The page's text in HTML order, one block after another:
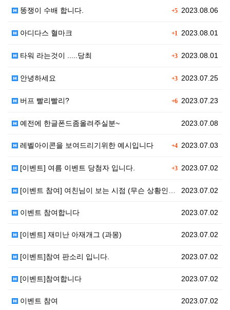
+52023.08.06
똥쟁이 수배 합니다.
+1 2023.08.01
아디다스 혈마크
+32023.08.01
타워 라는것이 .....당최
+32023.07.25
안녕하세요
+62023.07.23
버프 빨리빨리?
2023.07.08
예전에 한글폰드좀올려주실분~
+42023.07.03
레벨아이콘을 보여드리기위한 예시입니다
+32023.07.02
[이벤트] 여름 이벤트 당첨자 입니다.
2023.07.02
[이벤트 참여] 여친님이 보는 시점 (무슨 상황인지…
2023.07.02
이벤트 참여합니다
2023.07.02
[이벤트] 재미난 아재개그 (과몽)
2023.07.02
[이벤트]참여 판소리 입니다.
2023.07.02
[이벤트]참여합니다
2023.07.02
이벤트 참여